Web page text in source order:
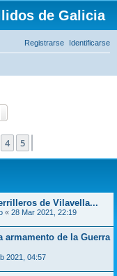
de Galicia
Identificarse
Registrarse
4 5
de Vilavella...
« 28 Mar 2021, 22:19
armamento de la Guerra
2021, 04:57